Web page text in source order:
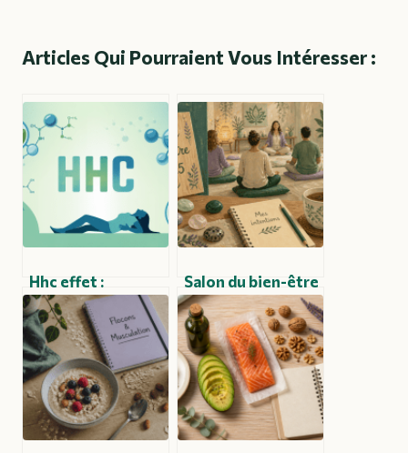
Articles Qui Pourraient Vous Intéresser :
Hhc effet :
comprendre ses
effets, son
potentiel et ses
risques
Salon du bien-être
2025 : 5 univers et
40 ateliers pour
reprendre le
contrôle de sa
santé